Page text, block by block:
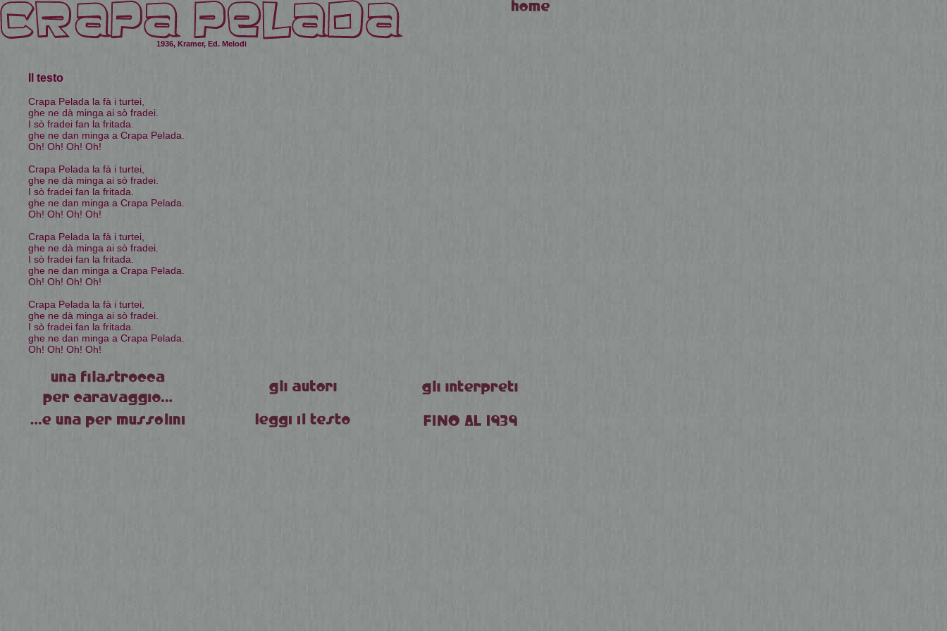
1936, Kramer, Ed. Melodi
Il testo
Crapa Pelada la fà i turtei,
ghe ne dà minga ai sò fradei.
I sò fradei fan la fritada.
ghe ne dan minga a Crapa Pelada.
Oh! Oh! Oh! Oh!
Crapa Pelada la fà i turtei,
ghe ne dà minga ai sò fradei.
I sò fradei fan la fritada.
ghe ne dan minga a Crapa Pelada.
Oh! Oh! Oh! Oh!
Crapa Pelada la fà i turtei,
ghe ne dà minga ai sò fradei.
I sò fradei fan la fritada.
ghe ne dan minga a Crapa Pelada.
Oh! Oh! Oh! Oh!
Crapa Pelada la fà i turtei,
ghe ne dà minga ai sò fradei.
I sò fradei fan la fritada.
ghe ne dan minga a Crapa Pelada.
Oh! Oh! Oh! Oh!